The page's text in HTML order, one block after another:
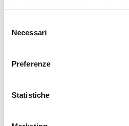
delNecessari
Preferenze
Statistiche
ricordare che in
da un poeta le lettere d’amore